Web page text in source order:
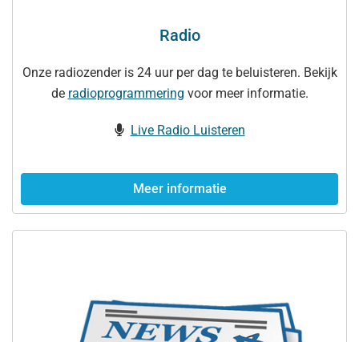
Radio
Onze radiozender is 24 uur per dag te beluisteren. Bekijk
de radioprogrammering voor meer informatie.
Live Radio Luisteren
Meer informatie